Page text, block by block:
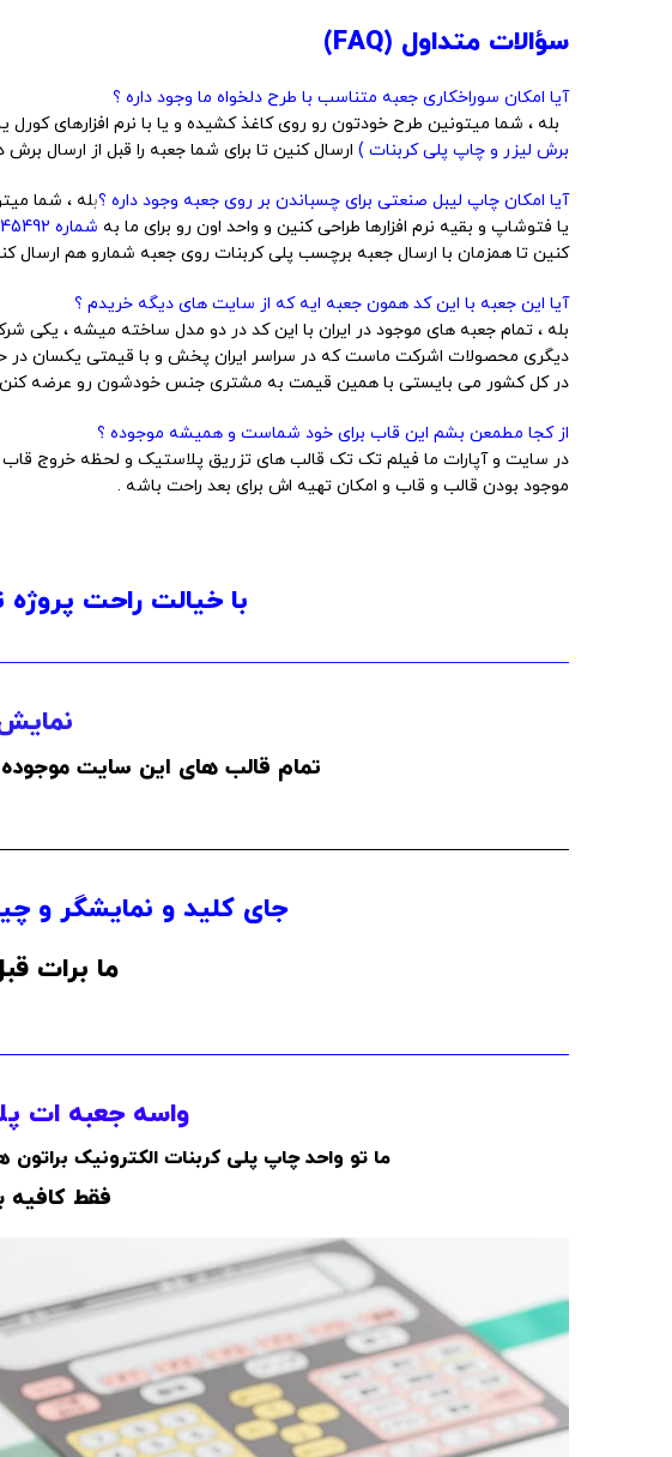
سؤالات متداول (FAQ)
آیا امکان سوراخکاری جعبه متناسب با طرح دلخواه ما وجود داره ؟
بله ، شما میتونین طرح خودتون رو روی کاغذ کشیده و یا با نرم افزارهای کورل
برش لیزر و چاپ پلی کربنات ) ارسال کنین تا برای شما جعبه را قبل از ارسال
آیا امکان چاپ لیبل صنعتی برای چسباندن بر روی جعبه وجود داره ؟بله ، شما
یا فتوشاپ و بقیه نرم افزارها طراحی کنین و واحد اون رو برای ما به شماره 09103445492 ( واحد برش لیزر و چاپ پلی کربنات )
کنین تا همزمان با ارسال جعبه برچسب پلی کربنات روی جعبه شمارو هم ارسال
آیا این جعبه با این کد همون جعبه ایه که از سایت های دیگه خریدم ؟
بله ، تمام جعبه های موجود در ایران با این کد در دو مدل ساخته میشه ،
دیگری محصولات اشرکت ماست که در سراسر ایران پخش و با قیمتی یکسان در
در کل کشور می بایستی با همین قیمت به مشتری جنس خودشون رو عرضه
از کجا مطمعن بشم این قاب برای خود شماست و همیشه موجوده ؟
در سایت و آپارات ما فیلم تک تک قالب های تزریق پلاستیک و لحظه خروج قاب
موجود بودن قالب و قاب و امکان تهیه اش برای بعد راحت باشه .
با خیالت راحت
تمام قالب های این سایت موجوده
جای کلید و نمایشگر و
ما برات
واسه جعبه ات
ما تو واحد چاپ پلی کربنات الکترونیک
فقط کافیه